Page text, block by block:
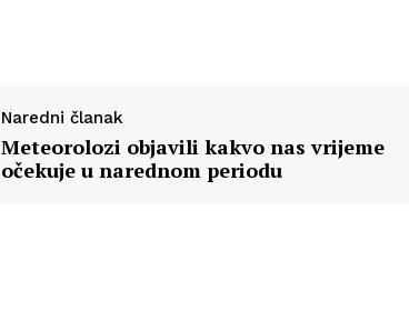
Naredni članak
Meteorolozi objavili kakvo nas vrijeme
očekuje u narednom periodu